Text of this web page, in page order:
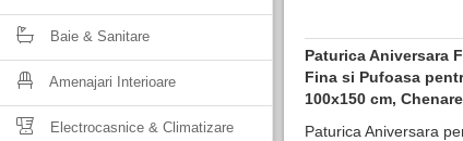
Baie & Sanitare
Amenajari Interioare
Electrocasnice & Climatizare
Paturica Aniversara
Fina si Pufoasa
100x150 cm,
Paturica Aniversara